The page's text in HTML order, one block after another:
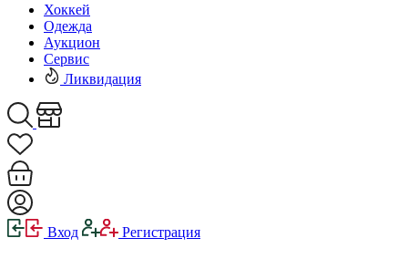
Хоккей
Одежда
Аукцион
Сервис
Ликвидация
Вход Регистрация